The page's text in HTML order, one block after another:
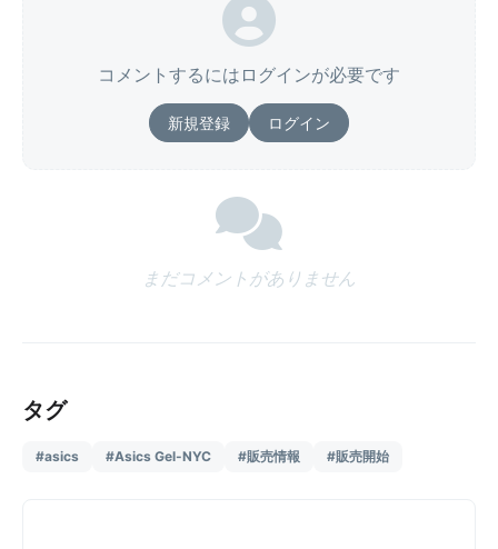
コメントするにはログインが必要です
新規登録 ログイン
まだコメントがありません
タグ
#asics #Asics Gel-NYC #販売情報 #販売開始